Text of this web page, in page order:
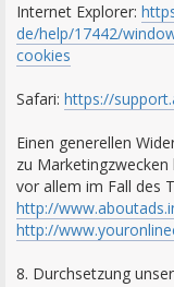
Internet Explorer:
de/help/17442/
cookies
Safari: https://
Einen generellen
zu Marketingzwecken
vor allem im Fall des
http://
http://
8. Durchsetzung